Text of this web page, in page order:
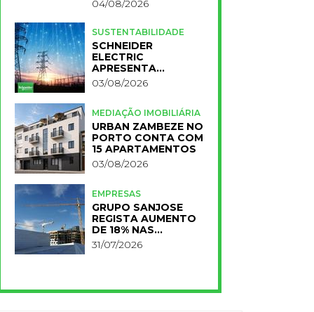
UNIVERSITÁRIA
04/08/2026
SUSTENTABILIDADE
SCHNEIDER
ELECTRIC
APRESENTA
PRIMEIROS
RESULTADOS DO
03/08/2026
MEDIAÇÃO IMOBILIÁRIA
URBAN ZAMBEZE NO
PORTO CONTA COM
15 APARTAMENTOS
03/08/2026
EMPRESAS
GRUPO SANJOSE
REGISTA AUMENTO
DE 18% NAS
RECEITAS NO
PRIMEIRO SEMESTRE
31/07/2026